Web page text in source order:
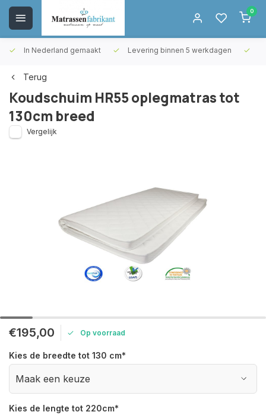
0
In Nederland gemaakt Levering binnen 5 werkdagen
Terug
Koudschuim HR55 oplegmatras tot
130cm breed
Vergelijk
€195,00 Op voorraad
Kies de breedte tot 130 cm*
Kies de lengte tot 220cm*